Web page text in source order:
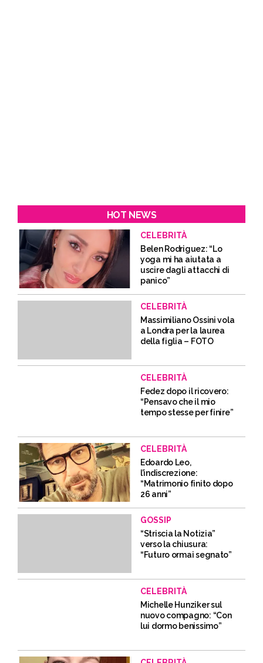
HOT NEWS
CELEBRITÀ
Belen Rodriguez: “Lo
yoga mi ha aiutata a
uscire dagli attacchi di
panico”
CELEBRITÀ
Massimiliano Ossini vola
a Londra per la laurea
della figlia – FOTO
CELEBRITÀ
Fedez dopo il ricovero:
“Pensavo che il mio
tempo stesse per finire”
CELEBRITÀ
Edoardo Leo,
l’indiscrezione:
“Matrimonio finito dopo
26 anni”
GOSSIP
“Striscia la Notizia”
verso la chiusura:
“Futuro ormai segnato”
CELEBRITÀ
Michelle Hunziker sul
nuovo compagno: “Con
lui dormo benissimo”